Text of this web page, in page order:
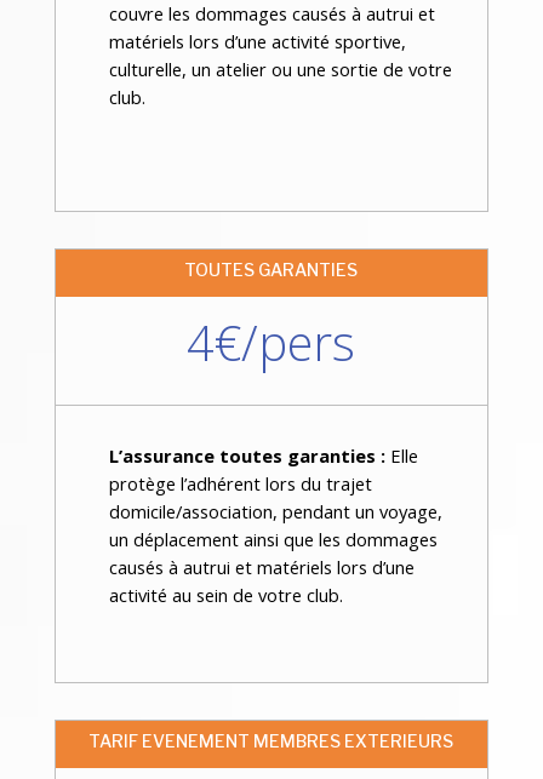
couvre les dommages causés à autrui et
matériels lors d’une activité sportive,
culturelle, un atelier ou une sortie de votre
club.
TOUTES GARANTIES
4€/pers
L’assurance toutes garanties :Elle
protège l’adhérent lors du trajet
domicile/association, pendant un voyage,
un déplacement ainsi que les dommages
causés à autrui et matériels lors d’une
activité au sein de votre club.
TARIF EVENEMENT MEMBRES EXTERIEURS